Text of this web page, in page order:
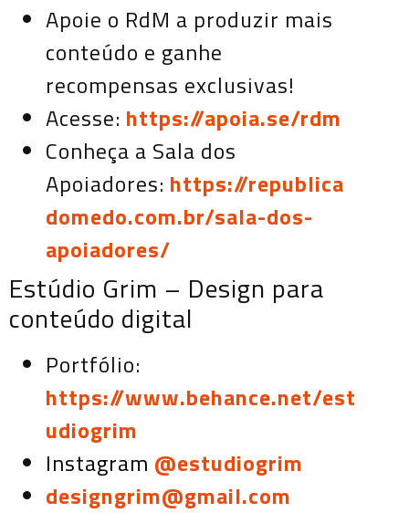
Apoie o RdM a produzir mais
conteúdo e ganhe
recompensas exclusivas!
Acesse: https://apoia.se/rdm
Conheça a Sala dos
Apoiadores: https://republica
domedo.com.br/sala-dos-
apoiadores/
Estúdio Grim – Design para
conteúdo digital
Portfólio:
https://www.behance.net/est
udiogrim
Instagram @estudiogrim
designgrim@gmail.com